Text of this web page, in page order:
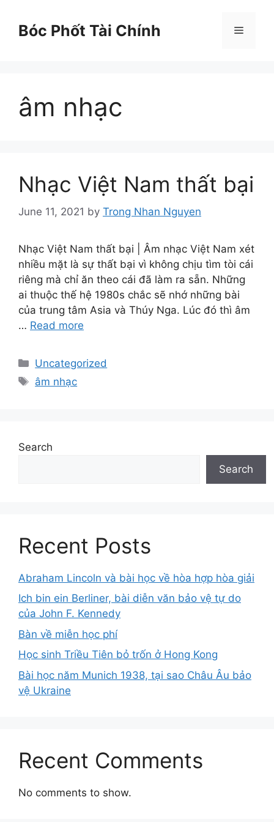
contentBóc Phốt Tài Chính Menu
âm nhạc
Nhạc Việt Nam thất bại
June 11, 2021 by Trong Nhan Nguyen
Nhạc Việt Nam thất bại | Âm nhạc Việt Nam xét
nhiều mặt là sự thất bại vì không chịu tìm tòi cái
riêng mà chỉ ăn theo cái đã làm ra sẵn. Những
ai thuộc thế hệ 1980s chắc sẽ nhớ những bài
của trung tâm Asia và Thúy Nga. Lúc đó thì âm
… Read more
Categories
Uncategorized
Tags
âm nhạc
Search
Search
Recent Posts
Abraham Lincoln và bài học về hòa hợp hòa giải
Ich bin ein Berliner, bài diễn văn bảo vệ tự do
của John F. Kennedy
Bàn về miễn học phí
Học sinh Triều Tiên bỏ trốn ở Hong Kong
Bài học năm Munich 1938, tại sao Châu Âu bảo
vệ Ukraine
Recent Comments
No comments to show.